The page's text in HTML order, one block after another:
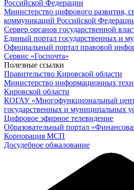
Российской Федерации
Министерство цифрового развития,
коммуникаций Российской
Сервер органов государственной
Единый портал государственных и
Официальный портал правовой
Cервис «Госпочта»
Полезные ссылки
Правительство Кировской области
Министерство информационных
Кировской области
КОГАУ «Многофункциональный
государственных и муниципальных
Цифровое эфирное телевидение
Образовательный портал
Корпорация МСП
Досудебное обжалование